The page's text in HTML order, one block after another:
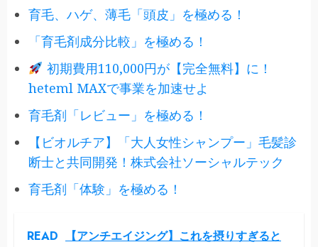
育毛、ハゲ、薄毛「頭皮」を極める！
「育毛剤成分比較」を極める！
初期費用110,000円が【完全無料】に！
heteml MAXで事業を加速せよ
育毛剤「レビュー」を極める！
【ビオルチア】「大人女性シャンプー」毛髪診
断士と共同開発！株式会社ソーシャルテック
育毛剤「体験」を極める！
READ
【アンチエイジング】これを摂りすぎると